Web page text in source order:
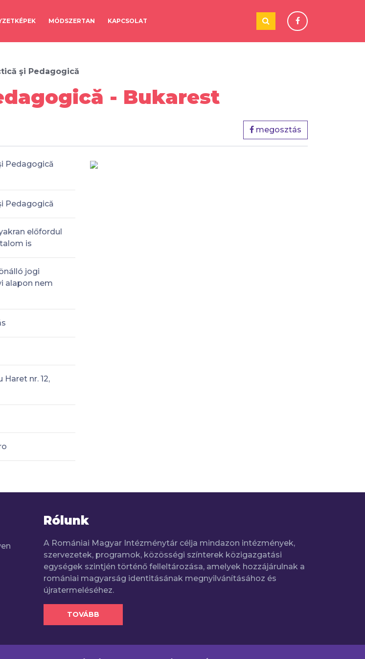
MÓDSZERTAN KAPCSOLAT
şi Pedagogică
- Bukarest
megosztás
Pedagogică
Pedagogică
előfordul
is
jogi
alapon nem
Haret nr. 12,
Rólunk
A Romániai Magyar Intézménytár célja mindazon intézmények,
szervezetek, programok, közösségi színterek közigazgatási
egységek szintjén történő felleltározása, amelyek hozzájárulnak a
romániai magyarság identitásának megnyilvánításához és
újratermeléséhez.
TOVÁBB